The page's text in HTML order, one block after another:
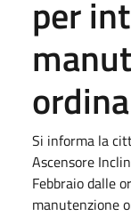
per
Si informa la
Ascensore
Febbraio dalle
manutenzione